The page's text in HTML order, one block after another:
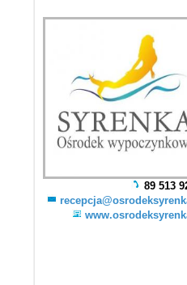
89 513